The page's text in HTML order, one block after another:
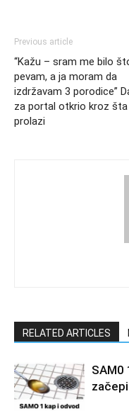
Previous article
“Kažu – sram me bilo
pevam, a ja moram da
izdržavam 3 porodice”
za portal otkrio kroz šta
prolazi
RELATED ARTICLES
SAM0